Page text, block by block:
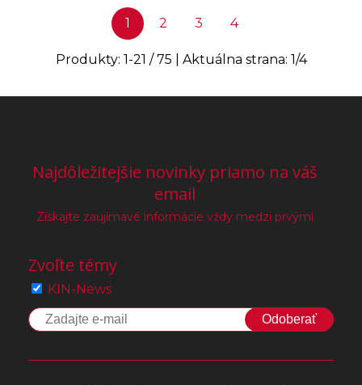
1 2 3 4
Produkty: 1-21 /75 | Aktuálna strana: 1/4
Najdôležitejšie novinky priamo na váš
email
Získajte zaujímavé informácie vždy medzi prvými
Zvoľte témy
KIN-News
Odoberať